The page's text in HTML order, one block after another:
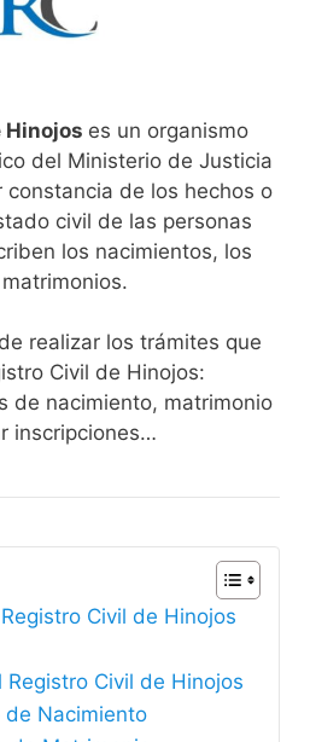
Hinojos es un organismo
del Ministerio de Justicia
de los hechos o
civil de las personas
los nacimientos, los
realizar los trámites que
Civil de Hinojos:
de nacimiento, matrimonio
inscripciones…
Civil de Hinojos
Civil de Hinojos
Nacimiento